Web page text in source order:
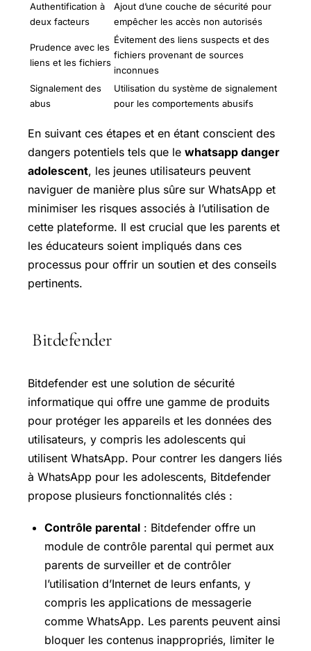
Authentification à
deux facteurs
Ajout d’une couche de sécurité pour
empêcher les accès non autorisés
Prudence avec les
liens et les fichiers
Évitement des liens suspects et des
fichiers provenant de sources
inconnues
Signalement des
abus
Utilisation du système de signalement
pour les comportements abusifs
En suivant ces étapes et en étant conscient des
dangers potentiels tels que le whatsapp danger
adolescent, les jeunes utilisateurs peuvent
naviguer de manière plus sûre sur WhatsApp et
minimiser les risques associés à l’utilisation de
cette plateforme. Il est crucial que les parents et
les éducateurs soient impliqués dans ces
processus pour offrir un soutien et des conseils
pertinents.
Bitdefender
Bitdefender est une solution de sécurité
informatique qui offre une gamme de produits
pour protéger les appareils et les données des
utilisateurs, y compris les adolescents qui
utilisent WhatsApp. Pour contrer les dangers liés
à WhatsApp pour les adolescents, Bitdefender
propose plusieurs fonctionnalités clés :
Contrôle parental : Bitdefender offre un
module de contrôle parental qui permet aux
parents de surveiller et de contrôler
l’utilisation d’Internet de leurs enfants, y
compris les applications de messagerie
comme WhatsApp. Les parents peuvent ainsi
bloquer les contenus inappropriés, limiter le